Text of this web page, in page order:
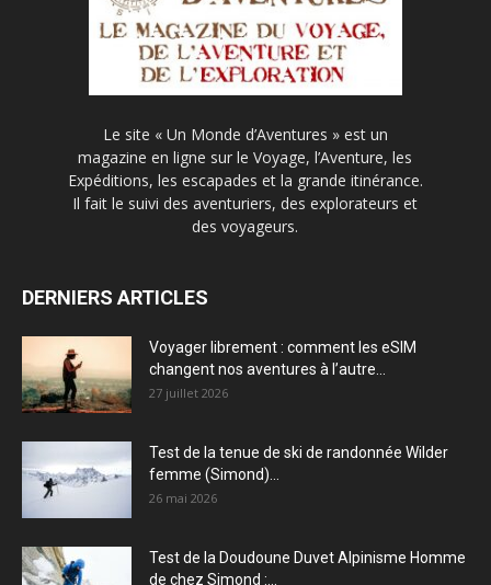
Le site « Un Monde d’Aventures » est un
magazine en ligne sur le Voyage, l’Aventure, les
Expéditions, les escapades et la grande itinérance.
Il fait le suivi des aventuriers, des explorateurs et
des voyageurs.
DERNIERS ARTICLES
Voyager librement : comment les eSIM
changent nos aventures à l’autre...
27 juillet 2026
Test de la tenue de ski de randonnée Wilder
femme (Simond)...
26 mai 2026
Test de la Doudoune Duvet Alpinisme Homme
de chez Simond :...